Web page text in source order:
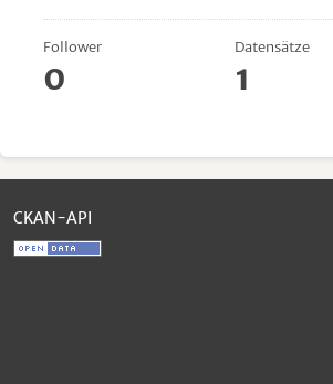
Follower
0
Datensätze
1
CKAN-API